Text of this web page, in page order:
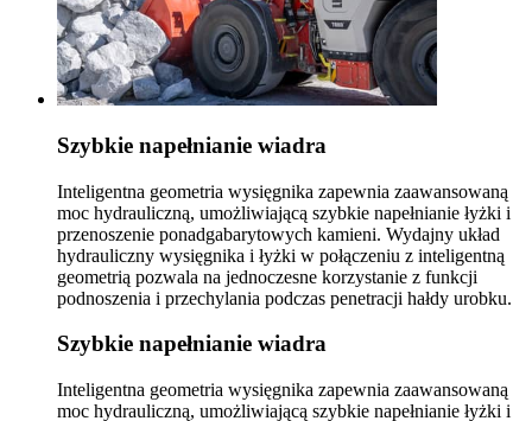
Szybkie napełnianie wiadra
Inteligentna geometria wysięgnika zapewnia zaawansowaną
moc hydrauliczną, umożliwiającą szybkie napełnianie łyżki i
przenoszenie ponadgabarytowych kamieni. Wydajny układ
hydrauliczny wysięgnika i łyżki w połączeniu z inteligentną
geometrią pozwala na jednoczesne korzystanie z funkcji
podnoszenia i przechylania podczas penetracji hałdy urobku.
Szybkie napełnianie wiadra
Inteligentna geometria wysięgnika zapewnia zaawansowaną
moc hydrauliczną, umożliwiającą szybkie napełnianie łyżki i